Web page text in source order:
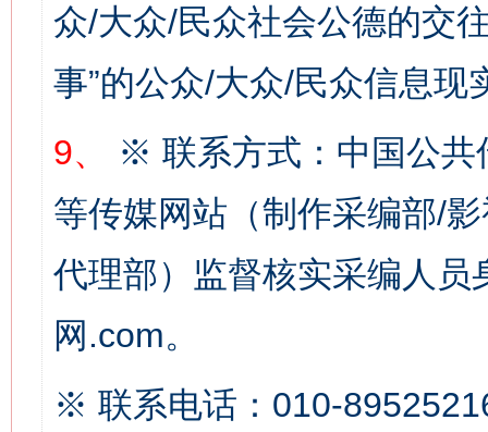
众/大众/民众社会公德的交
事”的公众/大众/民众信息现
9、
※ 联系方式：中国公共
等传媒网站（制作采编部/
代理部）监督核实采编人员
网.com。
※ 联系电话：010-
网上购药对药下症？